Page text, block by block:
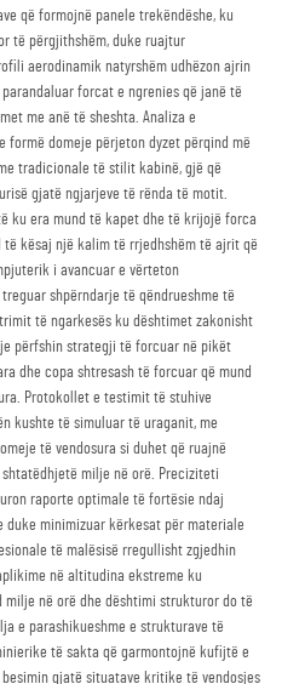
që formojnë panele trekëndëshe, ku
të përgjithshëm, duke ruajtur
aerodinamik natyrshëm udhëzon ajrin
forcat e ngrenies që janë të
me anë të sheshta. Analiza e
formë domeje përjeton dyzet përqind më
tradicionale të stilit kabinë, gjë që
gjatë ngjarjeve të rënda të motit.
ku era mund të kapet dhe të krijojë forca
të kësaj një kalim të rrjedhshëm të ajrit që
i avancuar e vërteton
shpërndarje të qëndrueshme të
të ngarkesës ku dështimet zakonisht
përfshin strategji të forcuar në pikët
dhe copa shtresash të forcuar që mund
Protokollet e testimit të stuhive
kushte të simuluar të uraganit, me
të vendosura si duhet që ruajnë
milje në orë. Preciziteti
raporte optimale të fortësie ndaj
duke minimizuar kërkesat për materiale
të malësisë rregullisht zgjedhin
në altitudina ekstreme ku
në orë dhe dështimi strukturor do të
e parashikueshme e strukturave të
të sakta që garmontojnë kufijtë e
gjatë situatave kritike të vendosjes